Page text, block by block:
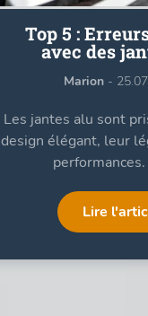
Top 5 :
avec des
Marion -
Les jantes alu sont
design élégant, leur
Lire